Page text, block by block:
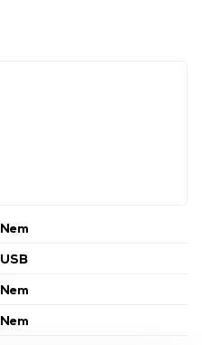
Nem
USB
Nem
Nem